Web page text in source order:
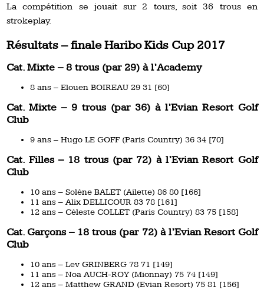
La compétition se jouait sur 2 tours, soit 36 trous en
strokeplay.
Résultats – finale Haribo Kids Cup 2017
Cat. Mixte – 8 trous (par 29) à l’Academy
8 ans – Elouen BOIREAU 29 31 [60]
Cat. Mixte – 9 trous (par 36) à l’Evian Resort Golf
Club
9 ans – Hugo LE GOFF (Paris Country) 36 34 [70]
Cat. Filles – 18 trous (par 72) à l’Evian Resort Golf
Club
10 ans – Solène BALET (Ailette) 86 80 [166]
11 ans – Alix DELLICOUR 83 78 [161]
12 ans – Céleste COLLET (Paris Country) 83 75 [158]
Cat. Garçons – 18 trous (par 72) à l’Evian Resort Golf
Club
10 ans – Lev GRINBERG 78 71 [149]
11 ans – Noa AUCH-ROY (Mionnay) 75 74 [149]
12 ans – Matthew GRAND (Evian Resort) 75 81 [156]